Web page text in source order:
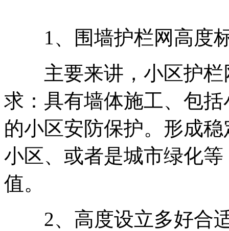
1、围墙护栏网高度
主要来讲，小区护栏
求：具有墙体施工、包
的小区安防保护。形成
小区、或者是城市绿化
值。
2、高度设立多好合